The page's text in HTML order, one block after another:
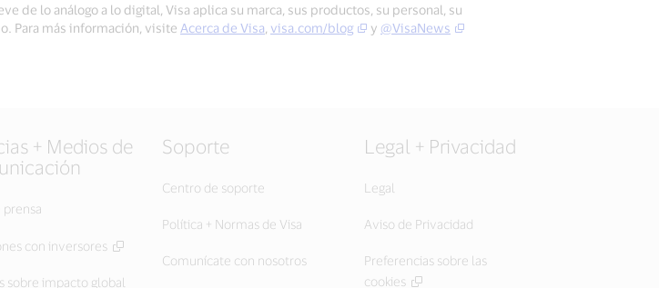
de lo análogo a lo digital, Visa aplica su marca, sus productos, su personal, su
Para más información, visite Acerca de Visa visa.com/blog y @VisaNews
+ Medios de
prensa
con inversores
sobre impacto global
Soporte
Centro de soporte
Política + Normas de Visa
Comunícate con nosotros
Legal + Privacidad
Legal
Aviso de Privacidad
Preferencias sobre las
cookies